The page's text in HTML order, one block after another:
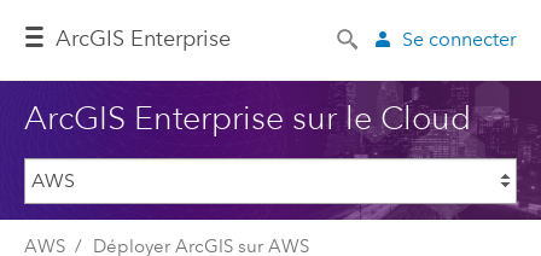
ArcGIS Enterprise Se connecter
ArcGIS Enterprise sur le Cloud
AWS
Déployer ArcGIS sur AWS